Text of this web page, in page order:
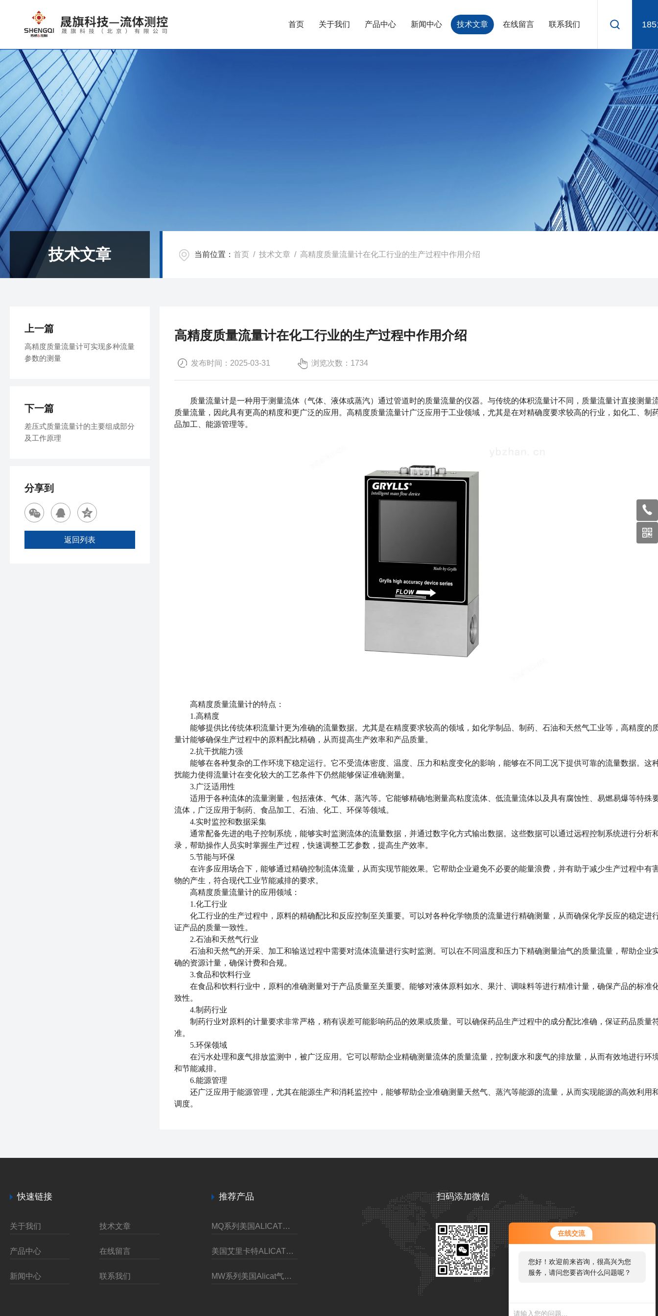
在线交流
您好！欢迎前来咨询，很高兴为您
服务，请问您要咨询什么问题呢？
首页 关于我们 产品中心 新闻中心 技术文章 在线留言 联系我们
技术文章 当前位置： 首页 / 技术文章 / 高精度质量流量计在化工行业的生产过程中作用介绍
高精度质量流量计在化工行业的生产过程中作用介绍
发布时间：2025-03-31 浏览次数：1734
质量流量计是一种用于测量流体（气体、液体或蒸汽）通过管道时的质量流量的仪器。与传统的体积流量计不同，质量流量计直接测量
质量流量，因此具有更高的精度和更广泛的应用。高精度质量流量计广泛应用于工业领域，尤其是在对精确度要求较高的行业，如化工、制
品加工、能源管理等。
高精度质量流量计的特点：
1.高精度
能够提供比传统体积流量计更为准确的流量数据。尤其是在精度要求较高的领域，如化学制品、制药、石油和天然气工业等，高精度的
量计能够确保生产过程中的原料配比精确，从而提高生产效率和产品质量。
2.抗干扰能力强
能够在各种复杂的工作环境下稳定运行。它不受流体密度、温度、压力和粘度变化的影响，能够在不同工况下提供可靠的流量数据。这
扰能力使得流量计在变化较大的工艺条件下仍然能够保证准确测量。
3.广泛适用性
适用于各种流体的流量测量，包括液体、气体、蒸汽等。它能够精确地测量高粘度流体、低流量流体以及具有腐蚀性、易燃易爆等特殊
流体，广泛应用于制药、食品加工、石油、化工、环保等领域。
4.实时监控和数据采集
通常配备先进的电子控制系统，能够实时监测流体的流量数据，并通过数字化方式输出数据。这些数据可以通过远程控制系统进行分析
录，帮助操作人员实时掌握生产过程，快速调整工艺参数，提高生产效率。
5.节能与环保
在许多应用场合下，能够通过精确控制流体流量，从而实现节能效果。它帮助企业避免不必要的能量浪费，并有助于减少生产过程中有
物的产生，符合现代工业节能减排的要求。
高精度质量流量计的应用领域：
1.化工行业
化工行业的生产过程中，原料的精确配比和反应控制至关重要。可以对各种化学物质的流量进行精确测量，从而确保化学反应的稳定进
证产品的质量一致性。
2.石油和天然气行业
石油和天然气的开采、加工和输送过程中需要对流体流量进行实时监测。可以在不同温度和压力下精确测量油气的质量流量，帮助企业
确的资源计量，确保计费和合规。
3.食品和饮料行业
在食品和饮料行业中，原料的准确测量对于产品质量至关重要。能够对液体原料如水、果汁、调味料等进行精准计量，确保产品的标准
致性。
4.制药行业
制药行业对原料的计量要求非常严格，稍有误差可能影响药品的效果或质量。可以确保药品生产过程中的成分配比准确，保证药品质量
准。
5.环保领域
在污水处理和废气排放监测中，被广泛应用。它可以帮助企业精确测量流体的质量流量，控制废水和废气的排放量，从而有效地进行环
和节能减排。
6.能源管理
还广泛应用于能源管理，尤其在能源生产和消耗监控中，能够帮助企业准确测量天然气、蒸汽等能源的流量，从而实现能源的高效利用
调度。
上一篇
高精度质量流量计可实现多种流量
参数的测量
下一篇
差压式质量流量计的主要组成部分
及工作原理
分享到
返回列表
快速链接
关于我们 技术文章
产品中心 在线留言
新闻中心 联系我们
推荐产品
MQ系列美国ALICAT耐高压质量流量控制器
美国艾里卡特ALICAT耐腐蚀抗腐蚀质量流量计
MW系列美国Alicat气体质量流量控制器
扫码添加微信